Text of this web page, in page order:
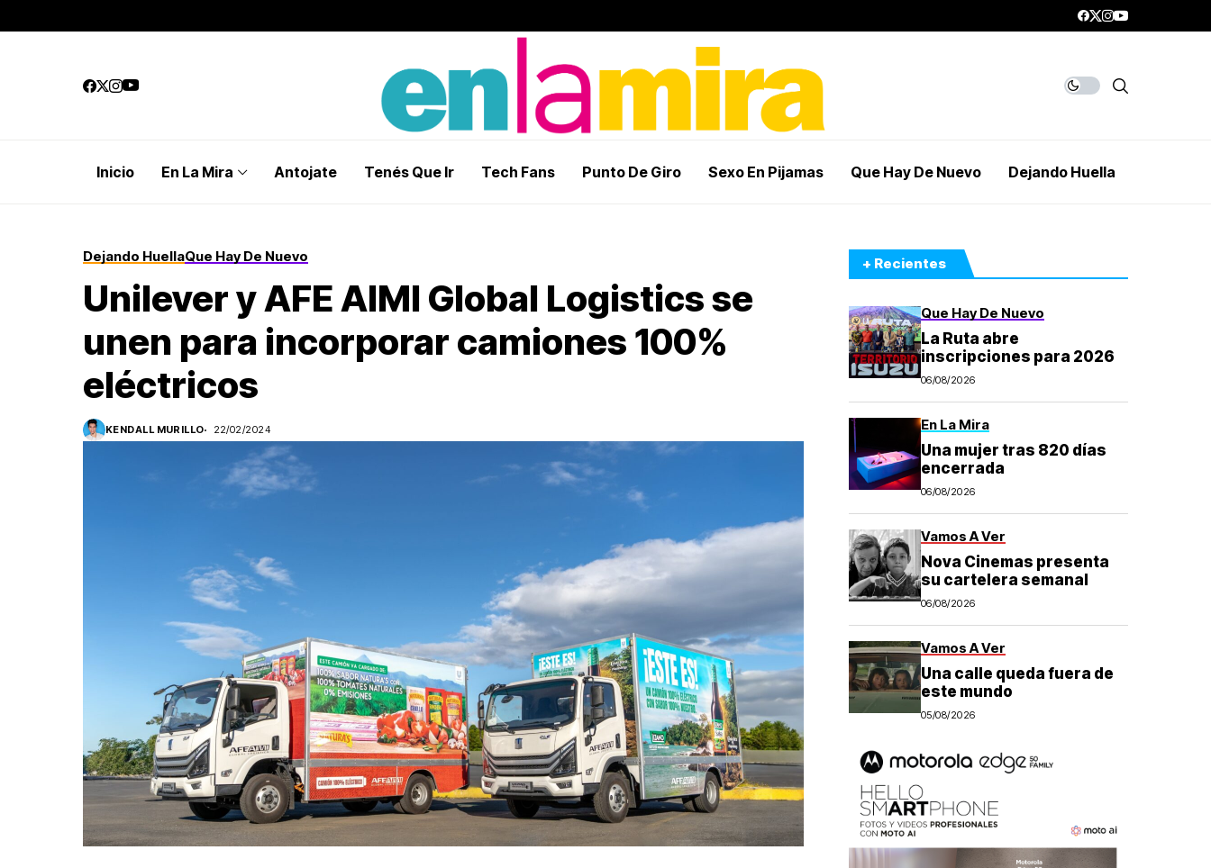
Inicio En La Mira Antojate Tenés Que Ir Tech Fans Punto De Giro Sexo En Pijamas Que Hay De Nuevo Dejando Huella
Dejando HuellaQue Hay De Nuevo
Unilever y AFE AIMI Global Logistics se
unen para incorporar camiones 100%
eléctricos
KENDALL MURILLO 22/02/2024
+ Recientes
Que Hay De Nuevo
La Ruta abre
inscripciones para 2026
06/08/2026
En La Mira
Una mujer tras 820 días
encerrada
06/08/2026
Vamos A Ver
Nova Cinemas presenta
su cartelera semanal
06/08/2026
Vamos A Ver
Una calle queda fuera de
este mundo
05/08/2026